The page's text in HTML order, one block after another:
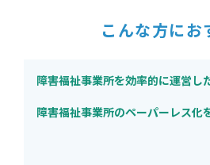
こんな方にお
障害福祉事業所を効率的に運営し
障害福祉事業所のペーパーレス化